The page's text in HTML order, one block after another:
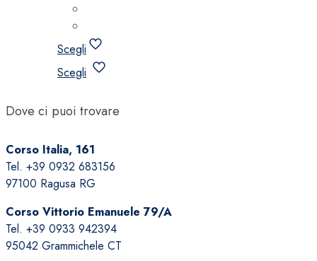
Scegli
Scegli Questo
più
Le
opzioni
possono
scelte
nella
pagina
Dove ci puoi trovare
Corso Italia, 161
Tel. +39 0932 683156
97100 Ragusa RG
Corso Vittorio Emanuele 79/A
Tel. +39 0933 942394
95042 Grammichele CT